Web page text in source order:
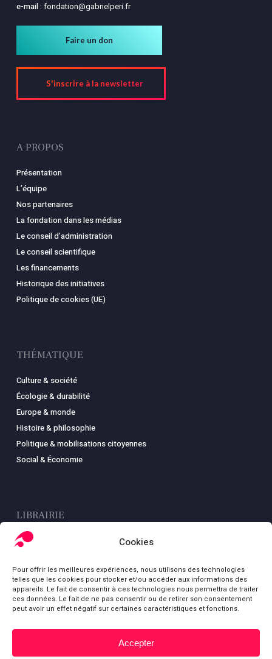
Cookies
Pour offrir les meilleures expériences, nous utilisons des technologies
telles que les cookies pour stocker et/ou accéder aux informations des
appareils. Le fait de consentir à ces technologies nous permettra de traiter
ces données. Le fait de ne pas consentir ou de retirer son consentement
peut avoir un effet négatif sur certaines caractéristiques et fonctions.
Accepter
e-mail : fondation@gabrielperi.fr
Faire un don
S'inscrire à la newsletter
A PROPOS
Présentation
L’équipe
Nos partenaires
La fondation dans les médias
Le conseil d’administration
Le conseil scientifique
Les financements
Historique des initiatives
Politique de cookies (UE)
THÉMATIQUE
Culture & société
Écologie & durabilité
Europe & monde
Histoire & philosophie
Politique & mobilisations citoyennes
Social & Économie
LIBRAIRIE
Boutique
Mon compte
Conditions générales de ventes
Mentions légales